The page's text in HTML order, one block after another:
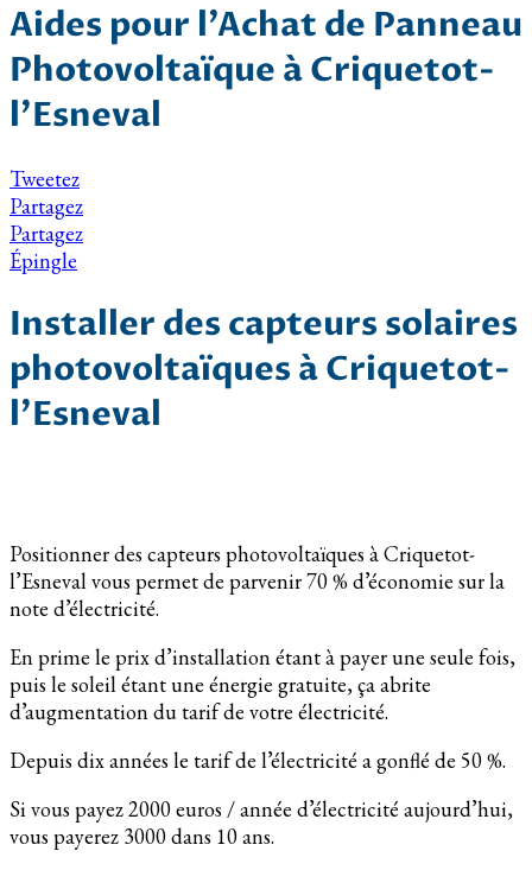
Aides pour l’Achat de Panneau
Photovoltaïque à Criquetot-
l’Esneval
Tweetez
Partagez
Partagez
Épingle
Installer des capteurs solaires
photovoltaïques à Criquetot-
l’Esneval
Positionner des capteurs photovoltaïques à Criquetot-
l’Esneval vous permet de parvenir 70 % d’économie sur la
note d’électricité.
En prime le prix d’installation étant à payer une seule fois,
puis le soleil étant une énergie gratuite, ça abrite
d’augmentation du tarif de votre électricité.
Depuis dix années le tarif de l’électricité a gonflé de 50 %.
Si vous payez 2000 euros / année d’électricité aujourd’hui,
vous payerez 3000 dans 10 ans.